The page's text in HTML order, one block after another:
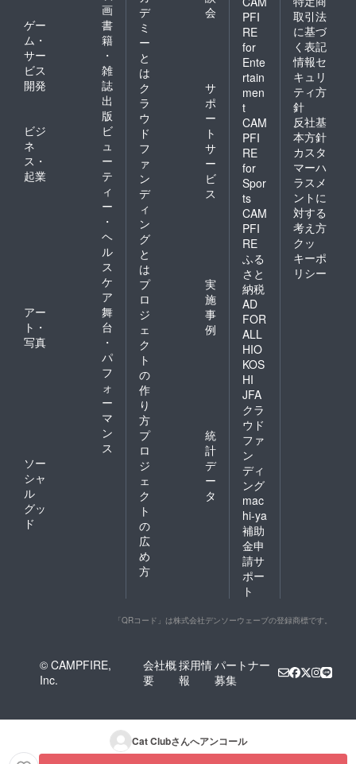
画
ゲー
ム・
サー
ビス
開発
書
籍
・
雑
誌
出
版
ビジ
ネ
ス・
起業
ビ
ュ
ー
テ
ィ
ー
・
ヘ
ル
ス
ケ
ア
アー
ト・
写真
舞
台
・
パ
フ
ォ
ー
マ
ン
ス
ソー
シャ
ル
グッ
ド
デ
ミ
ー
と
は
会
ク
ラ
ウ
ド
フ
ァ
ン
デ
ィ
ン
グ
と
は
サ
ポ
ー
ト
サ
ー
ビ
ス
プ
ロ
ジ
ェ
ク
ト
の
作
り
方
実
施
事
例
プ
ロ
ジ
ェ
ク
ト
の
広
め
方
統
計
デ
ー
タ
PFI
RE
for
Ente
rtain
men
t
CAM
PFI
RE
for
Spor
ts
CAM
PFI
RE
ふる
さと
納税
AD
FOR
ALL
HIO
KOS
HI
JFA
クラ
ウド
ファ
ン
ディ
ング
mac
hi-ya
補助
金申
請サ
ポー
ト
取引法
に基づ
く表記
情報セ
キュリ
ティ方
針
反社基
本方針
カスタ
マーハ
ラスメ
ントに
対する
考え方
クッ
キーポ
リシー
「QRコード」は株式会社デンソーウェーブの登録商標です。
© CAMPFIRE,
Inc.
会社概
要
採用情
報
パートナー
募集
Cat Clubさんへアンコール